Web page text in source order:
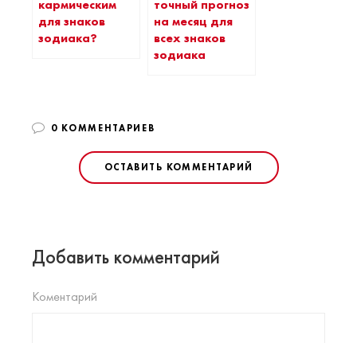
кармическим
для знаков
зодиака?
точный прогноз
на месяц для
всех знаков
зодиака
0 КОММЕНТАРИЕВ
ОСТАВИТЬ КОММЕНТАРИЙ
Добавить комментарий
Коментарий